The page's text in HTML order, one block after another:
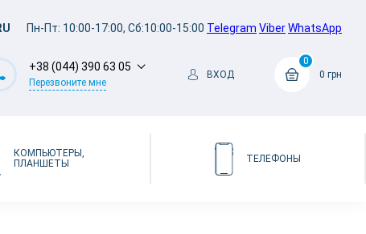
Пн-Пт: 10:00-17:00, Сб:10:00-15:00 Telegram ViberWhatsApp
+38 (044) 390 63 05
Перезвоните мне
ВХОД
0
0 грн
КОМПЬЮТЕРЫ,
ПЛАНШЕТЫ
ТЕЛЕФОНЫ